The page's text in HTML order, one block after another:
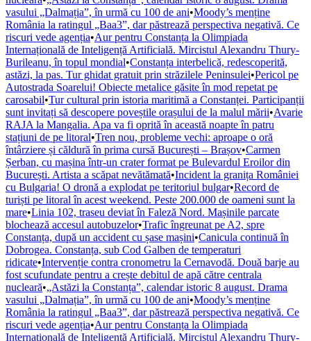
vasului „Dalmația”, în urmă cu 100 de ani•Moody’s menține
România la ratingul „Baa3”, dar păstrează perspectiva negativă. Ce
riscuri vede agenția•Aur pentru Constanța la Olimpiada
Internațională de Inteligență Artificială. Mircistul Alexandru Thury-
Burileanu, în topul mondial•Constanța interbelică, redescoperită,
astăzi, la pas. Tur ghidat gratuit prin străzilele Peninsulei•Pericol pe
Autostrada Soarelui! Obiecte metalice găsite în mod repetat pe
carosabil•Tur cultural prin istoria maritimă a Constanței. Participanții
sunt invitați să descopere poveștile orașului de la malul mării•Avarie
RAJA la Mangalia. Apa va fi oprită în această noapte în patru
stațiuni de pe litoral•Tren nou, probleme vechi: aproape o oră
întârziere și căldură în prima cursă București – Brașov•Carmen
Șerban, cu mașina într-un crater format pe Bulevardul Eroilor din
București. Artista a scăpat nevătămată•Incident la granița României
cu Bulgaria! O dronă a explodat pe teritoriul bulgar•Record de
turiști pe litoral în acest weekend. Peste 200.000 de oameni sunt la
mare•Linia 102, traseu deviat în Faleză Nord. Mașinile parcate
blochează accesul autobuzelor•Trafic îngreunat pe A2, spre
Constanța, după un accident cu șase mașini•Canicula continuă în
Dobrogea. Constanța, sub Cod Galben de temperaturi
ridicate•Intervenție contra cronometru la Cernavodă. Două barje au
fost scufundate pentru a crește debitul de apă către centrala
nucleară•„Astăzi la Constanța”, calendar istoric 8 august. Drama
vasului „Dalmația”, în urmă cu 100 de ani•Moody’s menține
România la ratingul „Baa3”, dar păstrează perspectiva negativă. Ce
riscuri vede agenția•Aur pentru Constanța la Olimpiada
Internațională de Inteligență Artificială. Mircistul Alexandru Thury-